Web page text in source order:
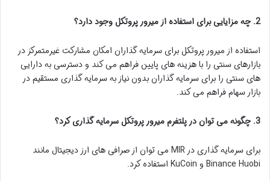
2. چه مزایایی برای استفاده از میرور پروتکل وجود دارد؟
استفاده از میرور پروتکل برای سرمایه گذاران امکان مشارکت غیرمتمرکز در
بازارهای سنتی را با هزینه های پایین فراهم می کند و دسترسی به دارایی
های سنتی را برای سرمایه گذاران بدون نیاز به سرمایه گذاری مستقیم در
بازار سهام فراهم می کند.
3. چگونه می توان در پلتفرم میرور پروتکل سرمایه گذاری کرد؟
برای سرمایه گذاری در MIR می توان از صرافی های ارز دیجیتال مانند
Binance Huobi و KuCoin استفاده کرد.